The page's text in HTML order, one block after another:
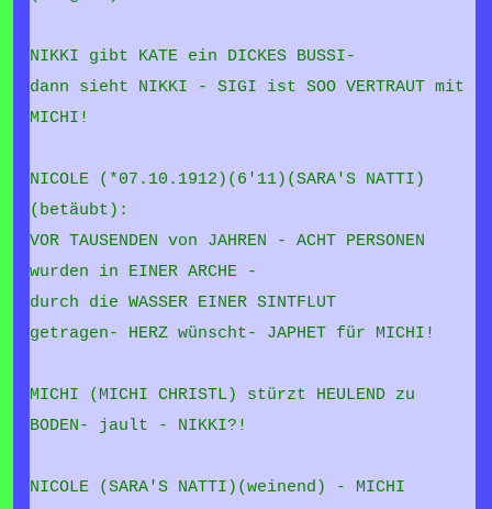
NIKKI gibt KATE ein DICKES BUSSI-
dann sieht NIKKI - SIGI ist SOO VERTRAUT mit
MICHI!
NICOLE (*07.10.1912)(6'11)(SARA'S NATTI)
(betäubt):
VOR TAUSENDEN von JAHREN - ACHT PERSONEN
wurden in EINER ARCHE -
durch die WASSER EINER SINTFLUT
getragen- HERZ wünscht- JAPHET für MICHI!
MICHI (MICHI CHRISTL) stürzt HEULEND zu
BODEN- jault - NIKKI?!
NICOLE (SARA'S NATTI)(weinend) - MICHI